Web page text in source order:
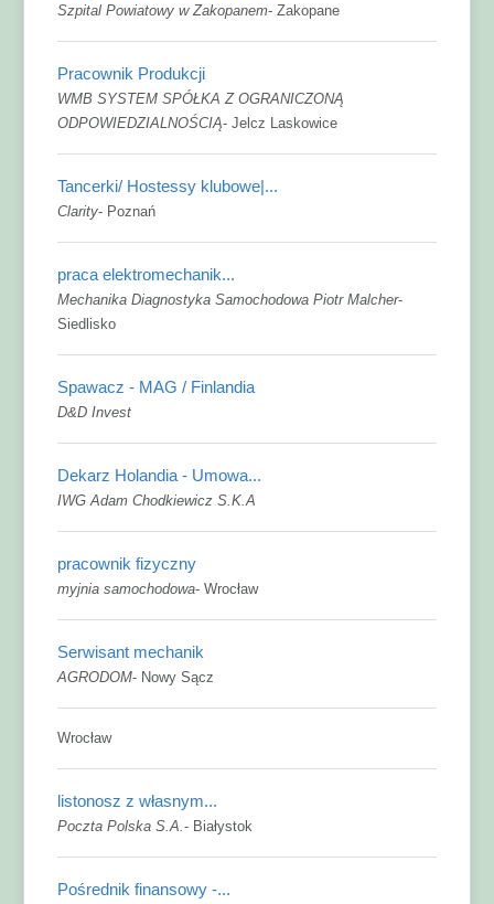
Szpital Powiatowy w Zakopanem-Zakopane
Pracownik Produkcji
WMB SYSTEM SPÓŁKA Z OGRANICZONĄ
ODPOWIEDZIALNOŚCIĄ-Jelcz Laskowice
Tancerki/ Hostessy klubowe|...
Clarity- Poznań
praca elektromechanik...
Mechanika Diagnostyka Samochodowa Piotr Malcher-
Siedlisko
Spawacz - MAG / Finlandia
D&D Invest
Dekarz Holandia - Umowa...
IWG Adam Chodkiewicz S.K.A
pracownik fizyczny
myjnia samochodowa-Wrocław
Serwisant mechanik
AGRODOM- Nowy Sącz
Wrocław
listonosz z własnym...
Poczta Polska S.A.- Białystok
Pośrednik finansowy -...